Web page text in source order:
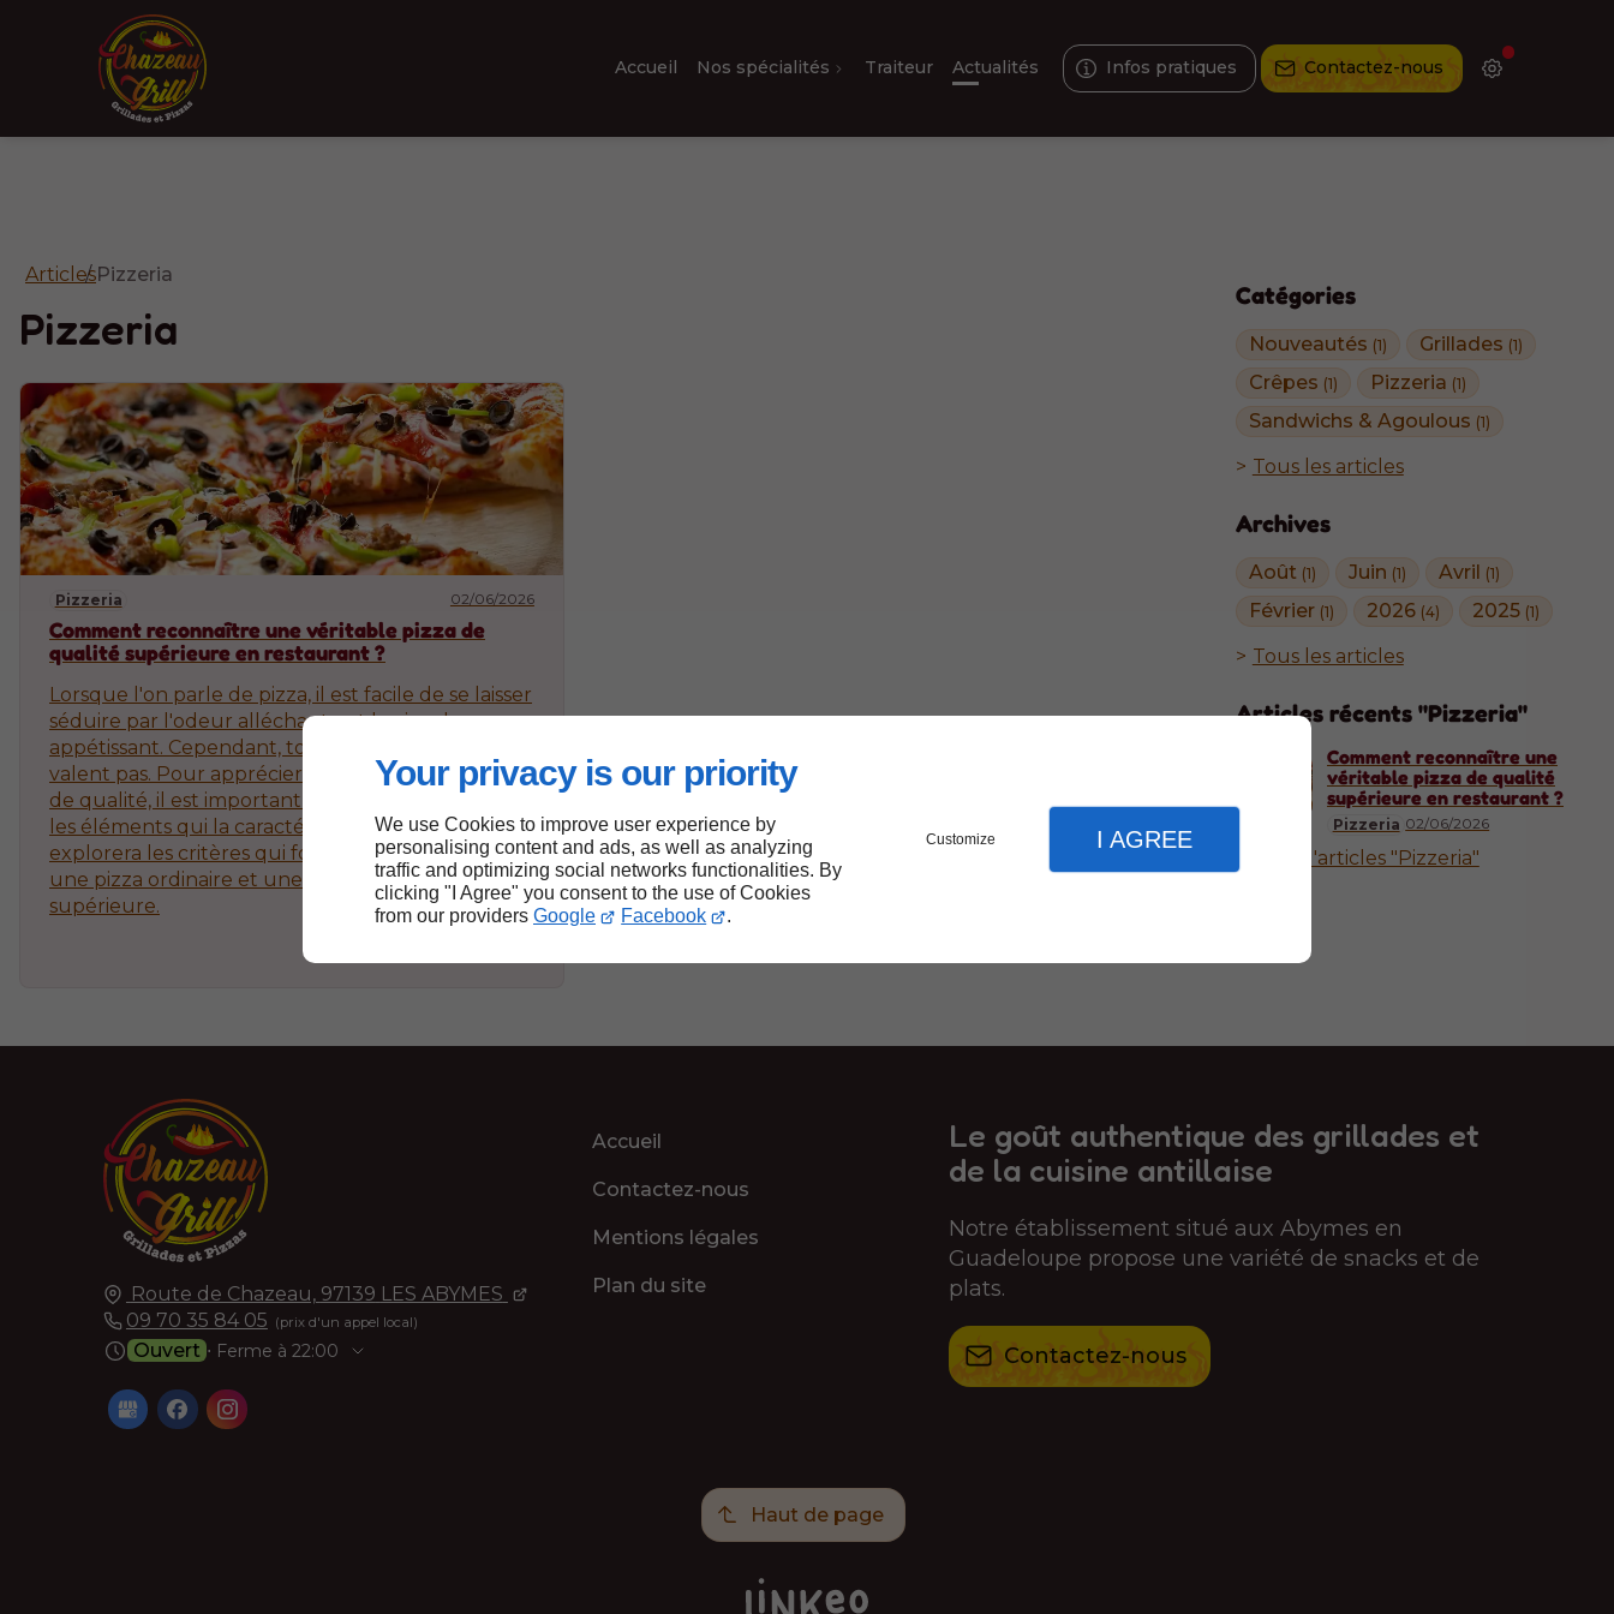
Your privacy is our priority
We use Cookies to improve user experience by
personalising content and ads, as well as analyzing
traffic and optimizing social networks functionalities. By
clicking "I Agree" you consent to the use of Cookies
from our providers Google Facebook .
Customize I AGREE
Accueil Nos spécialités Traiteur Actualités Infos pratiques Contactez-nous
Catégories
Nouveautés (1) Grillades (1)
Crêpes (1) Pizzeria (1)
Sandwichs & Agoulous (1)
Tous les articles
Archives
Août (1) Juin (1) Avril (1)
Février (1) 2026 (4) 2025 (1)
Tous les articles
Articles récents "Pizzeria"
Pizzeria 02/06/2026
Comment reconnaître une
véritable pizza de qualité
supérieure en restaurant ?
Plus d'articles "Pizzeria"
ArticlesPizzeria
Pizzeria
Pizzeria 02/06/2026
Comment reconnaître une véritable pizza de
qualité supérieure en restaurant ?
Lorsque l'on parle de pizza, il est facile de se laisser
séduire par l'odeur alléchante et le visuel
appétissant. Cependant, toutes les pizzas ne se
valent pas. Pour apprécier pleinement une pizza
de qualité, il est important de savoir reconnaître
les éléments qui la caractérisent. Cet article
explorera les critères qui font la différence entre
une pizza ordinaire et une pizza de qualité
supérieure.
Route de Chazeau, 97139 LES ABYMES
09 70 35 84 05
Ouvert ⋅ Ferme à 22:00
Accueil
Contactez-nous
Mentions légales
Plan du site
Le goût authentique des grillades et
de la cuisine antillaise
Notre établissement situé aux Abymes en
Guadeloupe propose une variété de snacks et de
plats.
Contactez-nous
Haut de page